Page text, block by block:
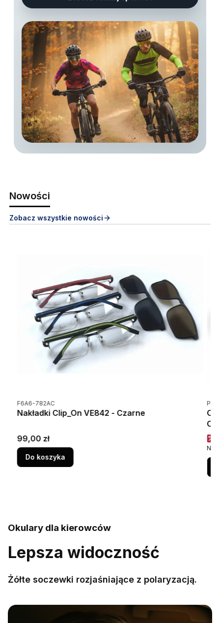
Nowości
Zobacz wszystkie nowości
Kod produktu
F6A6-782AC
Nakładki Clip_On VE842 - Czarne
Cena
99,00 zł
Do koszyka
Kod
Okulary dla kierowców
Lepsza widoczność
Żółte soczewki rozjaśniające z polaryzacją.